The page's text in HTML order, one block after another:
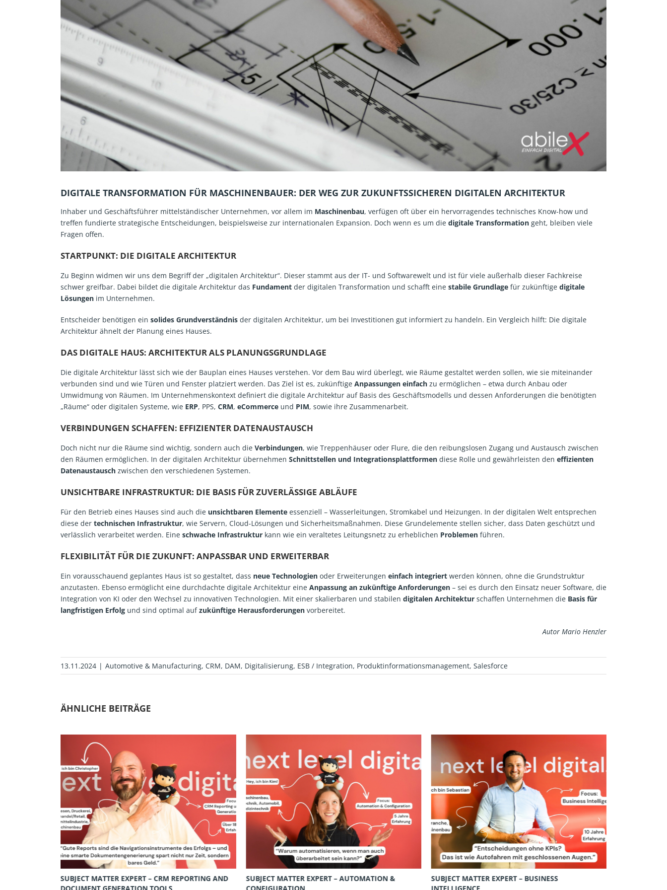
DIGITALE TRANSFORMATION FÜR MASCHINENBAUER: DER WEG ZUR ZUKUNFTSSICHEREN DIGITALEN ARCHITEKTUR
Inhaber und Geschäftsführer mittelständischer Unternehmen, vor allem im Maschinenbau, verfügen oft über ein hervorragendes technisches Know-how und
treffen fundierte strategische Entscheidungen, beispielsweise zur internationalen Expansion. Doch wenn es um die digitale Transformationgeht, bleiben viele
Fragen offen.
STARTPUNKT: DIE DIGITALE ARCHITEKTUR
Zu Beginn widmen wir uns dem Begriff der „digitalen Architektur“. Dieser stammt aus der IT- und Softwarewelt und ist für viele außerhalb dieser Fachkreise
schwer greifbar. Dabei bildet die digitale Architektur das Fundamentder digitalen Transformation und schafft eine stabile Grundlagefür zukünftige digitale
Lösungenim Unternehmen.
Entscheider benötigen ein solides Grundverständnisder digitalen Architektur, um bei Investitionen gut informiert zu handeln. Ein Vergleich hilft: Die digitale
Architektur ähnelt der Planung eines Hauses.
DAS DIGITALE HAUS: ARCHITEKTUR ALS PLANUNGSGRUNDLAGE
Die digitale Architektur lässt sich wie der Bauplan eines Hauses verstehen. Vor dem Bau wird überlegt, wie Räume gestaltet werden sollen, wie sie miteinander
verbunden sind und wie Türen und Fenster platziert werden. Das Ziel ist es, zukünftige Anpassungen einfachzu ermöglichen – etwa durch Anbau oder
Umwidmung von Räumen. Im Unternehmenskontext definiert die digitale Architektur auf Basis des Geschäftsmodells und dessen Anforderungen die benötigten
„Räume“ oder digitalen Systeme, wie ERP, PPS, CRM, eCommerce und PIM, sowie ihre Zusammenarbeit.
VERBINDUNGEN SCHAFFEN: EFFIZIENTER DATENAUSTAUSCH
Doch nicht nur die Räume sind wichtig, sondern auch dieVerbindungen, wie Treppenhäuser oder Flure, die den reibungslosen Zugang und Austausch zwischen
den Räumen ermöglichen. In der digitalen Architektur übernehmen Schnittstellen und Integrationsplattformendiese Rolle und gewährleisten den effizienten
Datenaustauschzwischen den verschiedenen Systemen.
UNSICHTBARE INFRASTRUKTUR: DIE BASIS FÜR ZUVERLÄSSIGE ABLÄUFE
Für den Betrieb eines Hauses sind auch dieunsichtbaren Elementeessenziell – Wasserleitungen, Stromkabel und Heizungen. In der digitalen Welt entsprechen
diese der technischen Infrastruktur, wie Servern, Cloud-Lösungen und Sicherheitsmaßnahmen. Diese Grundelemente stellen sicher, dass Daten geschützt und
verlässlich verarbeitet werden. Eine schwache Infrastrukturkann wie ein veraltetes Leitungsnetz zu erheblichen Problemenführen.
FLEXIBILITÄT FÜR DIE ZUKUNFT: ANPASSBAR UND ERWEITERBAR
Ein vorausschauend geplantes Haus ist so gestaltet, dass neue Technologienoder Erweiterungen einfach integriertwerden können, ohne die Grundstruktur
anzutasten. Ebenso ermöglicht eine durchdachte digitale Architektur eine Anpassung an zukünftige Anforderungen– sei es durch den Einsatz neuer Software, die
Integration von KI oder den Wechsel zu innovativen Technologien. Mit einer skalierbaren und stabilen digitalen Architekturschaffen Unternehmen die Basis für
langfristigen Erfolgund sind optimal aufzukünftige Herausforderungenvorbereitet.
Autor Mario Henzler
13.11.2024 | Automotive & Manufacturing, CRM, DAM, Digitalisierung, ESB / Integration, Produktinformationsmanagement, Salesforce
ÄHNLICHE BEITRÄGE
SUBJECT MATTER EXPERT – CRM REPORTING AND
SUBJECT MATTER EXPERT – AUTOMATION &
SUBJECT MATTER EXPERT – BUSINESS